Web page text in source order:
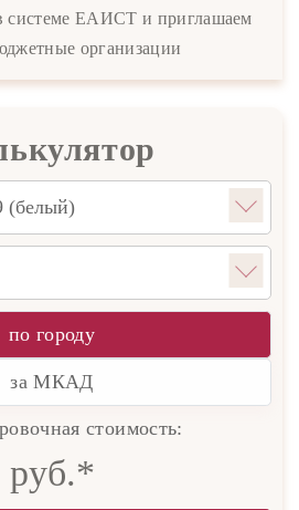
ЕАИСТ и приглашаем
организации
по городу
за МКАД
стоимость:
руб.*